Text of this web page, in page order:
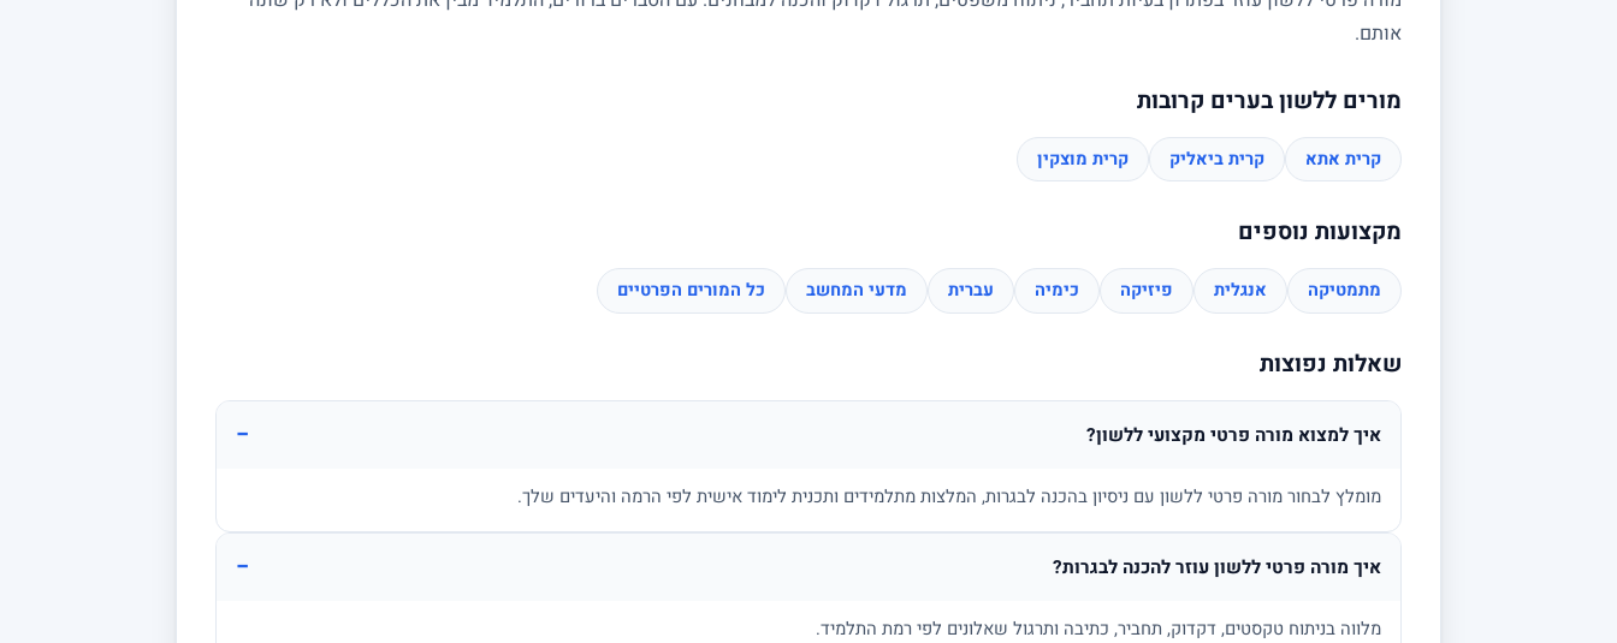
אותם.
מורים ללשון בערים קרובות
קרית אתא קרית ביאליק קרית מוצקין
מקצועות נוספים
מתמטיקה אנגלית פיזיקה כימיה עברית מדעי המחשב כל המורים הפרטיים
שאלות נפוצות
איך למצוא מורה פרטי מקצועי ללשון? −
מומלץ לבחור מורה פרטי ללשון עם ניסיון בהכנה לבגרות, המלצות מתלמידים ותכנית לימוד אישית לפי הרמה והיעדים שלך.
איך מורה פרטי ללשון עוזר להכנה לבגרות? −
מלווה בניתוח טקסטים, דקדוק, תחביר, כתיבה ותרגול שאלונים לפי רמת התלמיד.